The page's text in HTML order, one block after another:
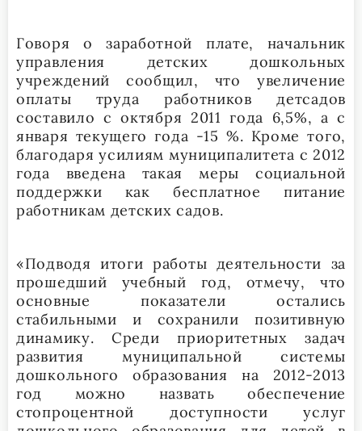
Говоря о заработной плате, начальник
управления детских дошкольных
учреждений сообщил, что увеличение
оплаты труда работников детсадов
составило с октября 2011 года 6,5%, а с
января текущего года -15 %. Кроме того,
благодаря усилиям муниципалитета с 2012
года введена такая меры социальной
поддержки как бесплатное питание
работникам детских садов.
«Подводя итоги работы деятельности за
прошедший учебный год, отмечу, что
основные показатели остались
стабильными и сохранили позитивную
динамику. Среди приоритетных задач
развития муниципальной системы
дошкольного образования на 2012-2013
год можно назвать обеспечение
стопроцентной доступности услуг